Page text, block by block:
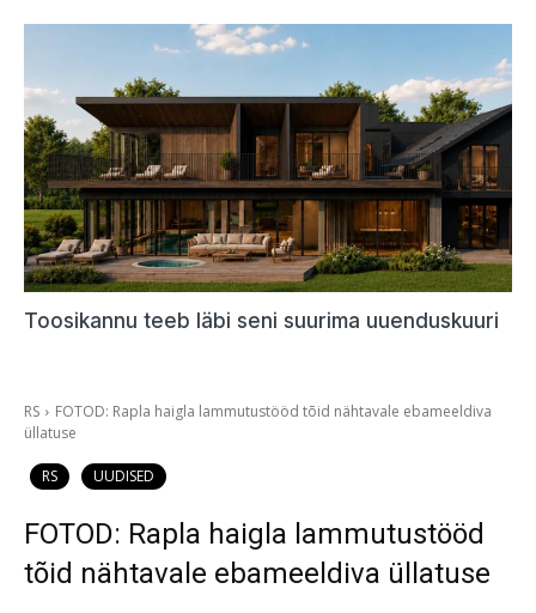
Toosikannu teeb läbi seni suurima uuenduskuuri